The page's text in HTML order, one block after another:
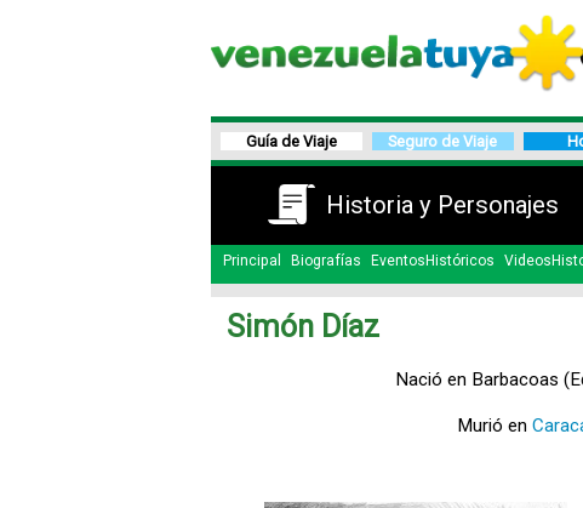
Guía de Viaje Seguro de Viaje
Historia y Personajes
Principal Biografías EventosHistóricos
Simón Díaz
Nació en Barbacoas
Murió en